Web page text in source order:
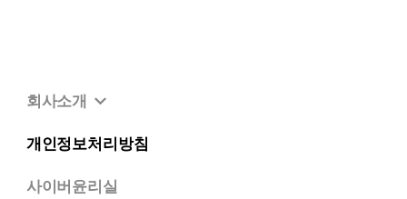
회사소개
개인정보처리방침
사이버윤리실